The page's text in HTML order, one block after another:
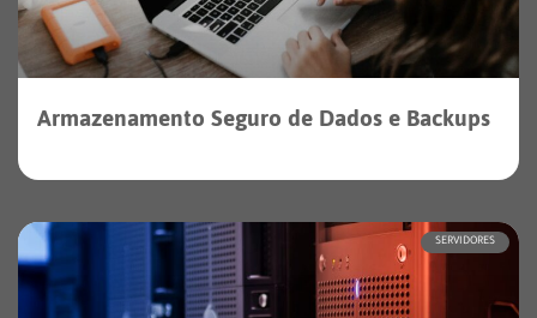
Armazenamento Seguro de Dados e Backups
SERVIDORES